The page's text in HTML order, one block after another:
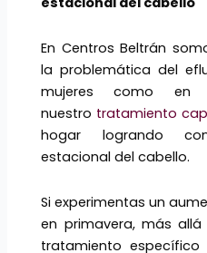
En Centros Beltrán
la problemática del
mujeres como en
nuestro tratamiento
hogar logrando
estacional del cabello.
Si experimentas un
en primavera, más
tratamiento